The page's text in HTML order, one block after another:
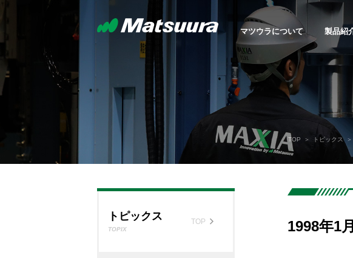
マツウラについて
マツウラについて
ABOUT US
TOP
トップメッセージ
ＳＤＧｓへの取り組み
製品紹
製品紹介
PRODUCTS
TOP
5軸制御立形マシニングセンタ
MX Series
選ばれる理由
THE REASON TO BE
CHOSEN
自動化・
無人化システム
トピックス
TOPICS
TOP
お知らせ
採用情報
RECRUIT
TOP
リクルートサイト
お問合せ
CONTACT
TOP
お問合せフォーム
TOP トピックス
トピックス
TOPIX
TOP 1998年1